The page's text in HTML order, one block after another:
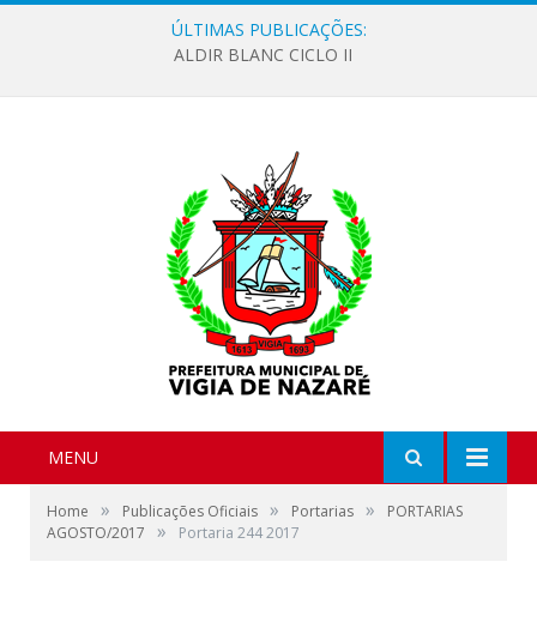
ÚLTIMAS PUBLICAÇÕES:
ALDIR BLANC CICLO II
MENU
Home » Publicações Oficiais » Portarias »
PORTARIAS
AGOSTO/2017
» Portaria 244 2017